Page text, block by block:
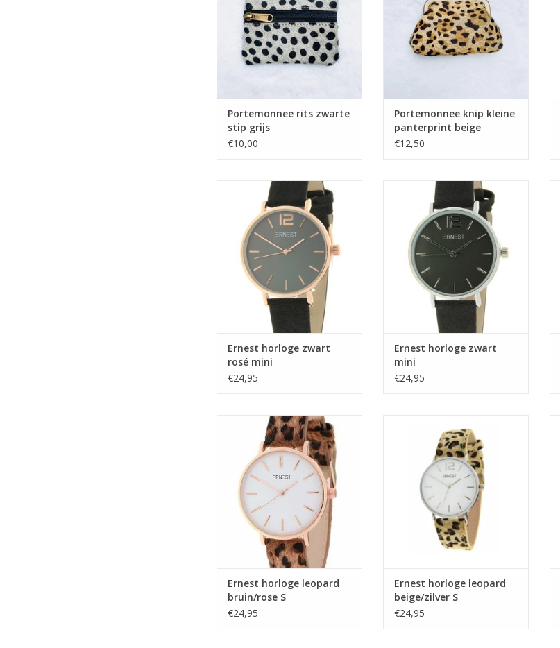
Portemonnee rits zwarte
stip grijs
€10,00
Portemonnee knip kleine
panterprint beige
€12,50
Ernest horloge zwart rosé mini
TOEVOEGEN AAN WINKELWAGEN
Ernest horloge zwart
rosé mini
€24,95
Ernest horloge zwart mini
Ernest horloge zwart
mini
€24,95
Ernest horloge leopard
bruin/rose S
Ernest horloge leopard
bruin/rose S
€24,95
beige/zilver S
TOEVOEGEN AAN WINKELWAGEN
Ernest horloge leopard
beige/zilver S
€24,95